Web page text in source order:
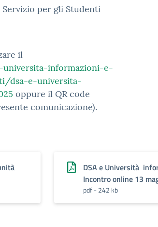
per gli Studenti
il
informazioni-e-
dsa-e-universita-
oppure il QR code
comunicazione).
DSA e Università
Incontro online 13
pdf - 242 kb